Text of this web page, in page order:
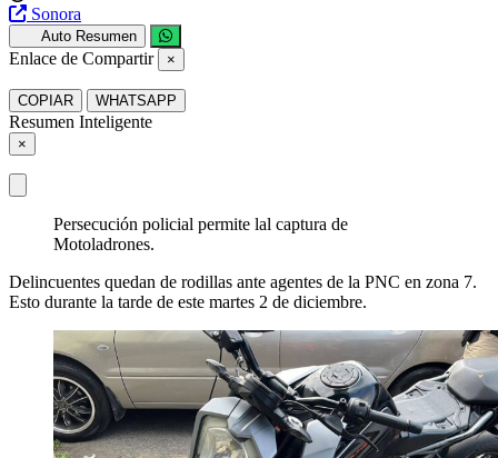
Sonora
Auto Resumen
Enlace de Compartir ×
COPIAR WHATSAPP
Resumen Inteligente
×
Persecución policial permite lal captura de
Motoladrones.
Delincuentes quedan de rodillas ante agentes de la PNC en zona 7.
Esto durante la tarde de este martes 2 de diciembre.